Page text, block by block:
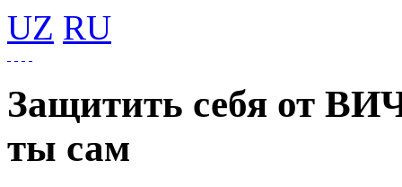
UZ RU
Защитить себя от
ты сам